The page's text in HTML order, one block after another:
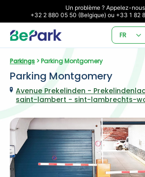
Un problème ? Appelez-
+32 2 880 05 50 (Belgique) ou +33 1 82
FR
Parkings > Parking Montgomery
Parking Montgomery
Avenue Prekelinden -
saint-lambert - sint-lambrechts-